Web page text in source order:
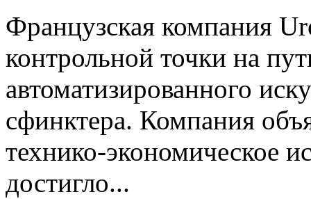
Французская компания
контрольной точки на
автоматизированного
сфинктера. Компания
технико-экономическое
достигло...